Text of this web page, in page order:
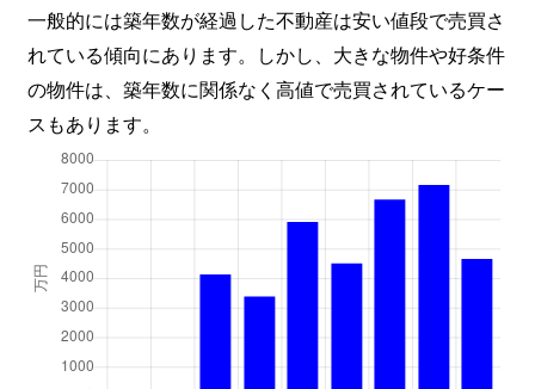
一般的には築年数が経過した不動産は安い値段で売買さ
れている傾向にあります。しかし、大きな物件や好条件
の物件は、築年数に関係なく高値で売買されているケー
スもあります。